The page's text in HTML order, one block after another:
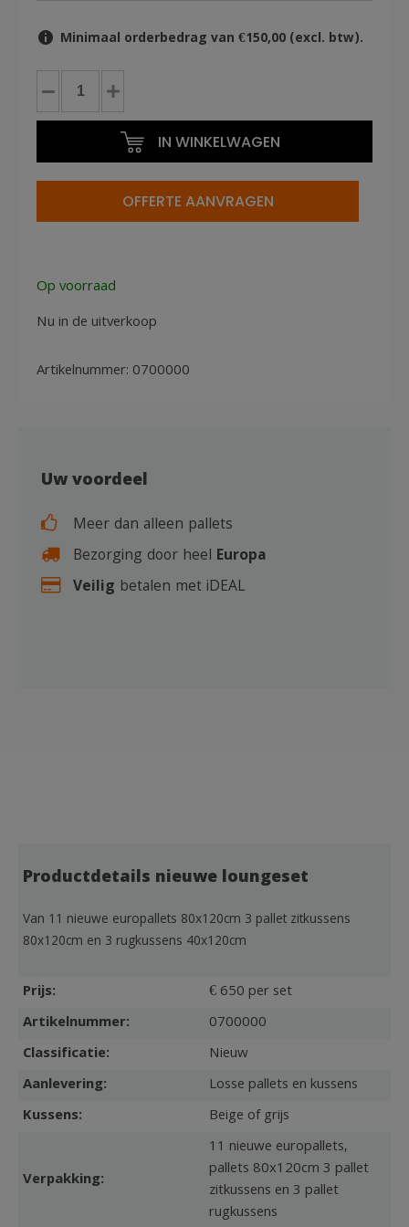
Minimaal orderbedrag van €150,00 (excl. btw).
Nieuwe
loungeset
compleet
11
(diverse
keuzes)
aantal
IN WINKELWAGEN
OFFERTE AANVRAGEN
Op voorraad
Nu in de uitverkoop
Artikelnummer: 0700000
Uw voordeel
Meer dan alleen pallets
Bezorging door heel Europa
Veilig betalen met iDEAL
Productdetails nieuwe loungeset
Van 11 nieuwe europallets 80x120cm 3 pallet zitkussens
80x120cm en 3 rugkussens 40x120cm
Prijs:
€ 650 per set
Artikelnummer:
0700000
Classificatie:
Nieuw
Aanlevering:
Losse pallets en kussens
Kussens:
Beige of grijs
Verpakking:
11 nieuwe europallets,
pallets 80x120cm 3 pallet
zitkussens en 3 pallet
rugkussens